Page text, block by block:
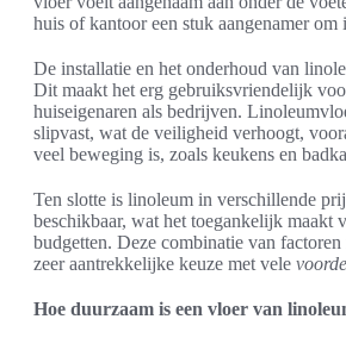
huis of kantoor een stuk aangenamer om
De installatie en het onderhoud van
Dit maakt het erg gebruiksvriendelijk
huiseigenaren als bedrijven.
slipvast, wat de veiligheid verhoogt,
veel beweging is, zoals keukens en
Ten slotte is linoleum in verschillende
beschikbaar, wat het toegankelijk maakt
budgetten. Deze combinatie van
zeer aantrekkelijke keuze met vele
Hoe duurzaam is een vloer van